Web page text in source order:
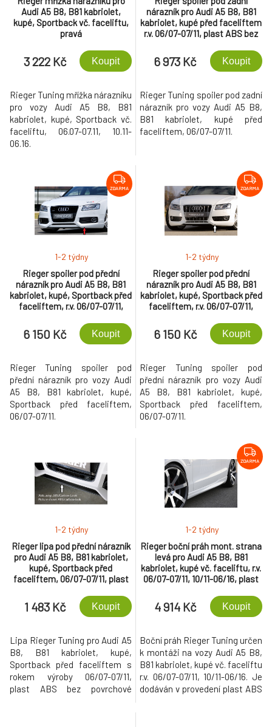
Audi A5 B8, B81 kabriolet,
kupé, Sportback vč. faceliftu,
pravá
3 222 Kč Koupit
Rieger Tuning mřížka nárazníku
pro vozy Audi A5 B8, B81
kabriolet, kupé, Sportback vč.
faceliftu, 06.07-07.11, 10.11-
06.16.
nárazník pro Audi A5 B8, B81
kabriolet, kupé před faceliftem
r.v. 06/07-07/11, plast ABS bez
orig. koncovky na obou
stranách
6 973 Kč Koupit
Rieger Tuning spoiler pod zadní
nárazník pro vozy Audi A5 B8,
B81 kabriolet, kupé před
faceliftem, 06/07-07/11.
ZDARMA
Rieger spoiler pod přední
nárazník pro Audi A5 B8, B81
kabriolet, kupé, Sportback před
faceliftem, r.v. 06/07-07/11,
úpravy, S-Line
1-2 týdny
6 150 Kč Koupit
Rieger Tuning spoiler pod
přední nárazník pro vozy Audi
A5 B8, B81 kabriolet, kupé,
Sportback před faceliftem,
06/07-07/11.
ZDARMA
Rieger spoiler pod přední
nárazník pro Audi A5 B8, B81
kabriolet, kupé, Sportback před
faceliftem, r.v. 06/07-07/11,
úpravy, mimo S-Line
1-2 týdny
6 150 Kč Koupit
Rieger Tuning spoiler pod
přední nárazník pro vozy Audi
A5 B8, B81 kabriolet, kupé,
Sportback před faceliftem,
06/07-07/11.
Rieger lipa pod přední nárazník
pro Audi A5 B8, B81 kabriolet,
kupé, Sportback před
faceliftem, 06/07-07/11, plast
přední nárazník Rieger obj. kód
K 00055430/31/32/33
1-2 týdny
1 483 Kč Koupit
Lipa Rieger Tuning pro Audi A5
B8, B81 kabriolet, kupé,
Sportback před faceliftem s
rokem výroby 06/07-07/11,
plast ABS bez povrchové
ZDARMA
Rieger boční práh mont. strana
levá pro Audi A5 B8, B81
kabriolet, kupé vč. faceliftu, r.v.
06/07-07/11, 10/11-06/16, plast
1-2 týdny
4 914 Kč Koupit
Boční práh Rieger Tuning určen
k montáži na vozy Audi A5 B8,
B81 kabriolet, kupé vč. faceliftu
r.v. 06/07-07/11, 10/11-06/16. Je
dodáván v provedení plast ABS